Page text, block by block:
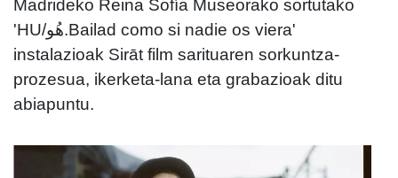
Madrideko Reina Sofía Museorako sortutako
'HU/هُو.Bailad como si nadie os viera'
instalazioak Sirāt film sarituaren sorkuntza-
prozesua, ikerketa-lana eta grabazioak ditu
abiapuntu.